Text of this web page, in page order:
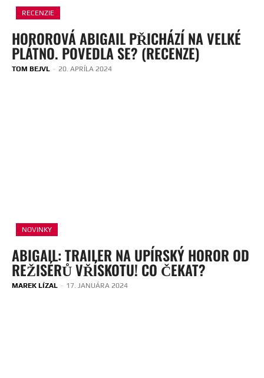
RECENZIE
HOROROVÁ ABIGAIL PŘICHÁZÍ NA VELKÉ
PLÁTNO. POVEDLA SE? (RECENZE)
TOM BEJVL - 20. APRÍLA 2024
NOVINKY
ABIGAIL: TRAILER NA UPÍRSKÝ HOROR OD
REŽISÉRŮ VŘÍSKOTU! CO ČEKAT?
MAREK LÍZAL - 17. JANUÁRA 2024